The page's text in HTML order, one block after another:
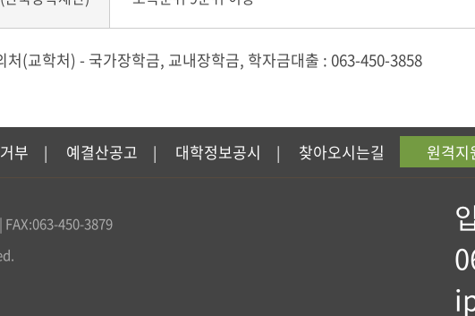
(교학처) - 국가장학금, 교내장학금, 학자금대출 : 063-450-3858
부 | 예결산공고 | 대학정보공시 | 찾아오시는길 원격지
FAX:063-450-3879